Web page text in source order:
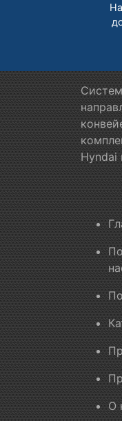
Hyndai
О